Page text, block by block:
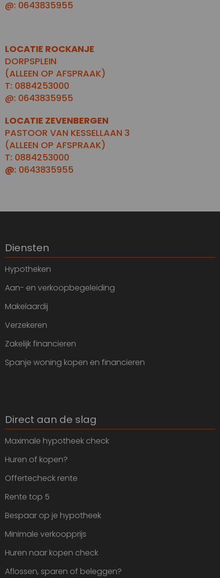
@: 0643835955
LOCATIE ROCKANJE
DORPSPLEIN
(ALLEEN OP AFSPRAAK)
T: 0884253000
@: 0643835955
LOCATIE ZEVENBERGEN
PASTOOR VAN KESSELLAAN 3
(ALLEEN OP AFSPRAAK)
T: 0884253000
@: 0643835955
Diensten
Hypotheken
Aan- en verkoopbegeleiding
Makelaardij
Verzekeren
Zakelijk financieren
Spanje woning kopen en financieren
Direct aan de slag
Maximale hypotheek check
Huren of kopen?
Offertecheck rente
Rente top 5
Bespaar op je hypotheek
Minimale verkoopprijs
Huren naar kopen check
Aflossen, sparen of beleggen?